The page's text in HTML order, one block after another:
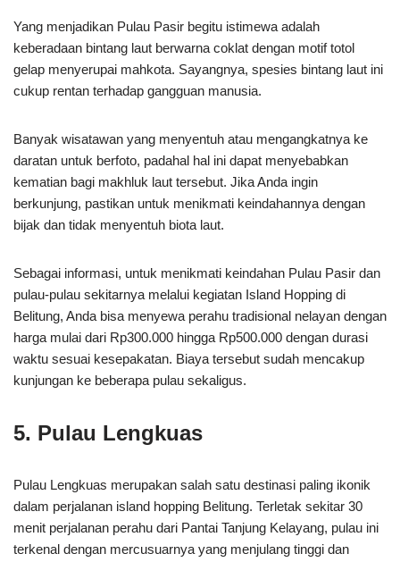
Yang menjadikan Pulau Pasir begitu istimewa adalah
keberadaan bintang laut berwarna coklat dengan motif totol
gelap menyerupai mahkota. Sayangnya, spesies bintang laut ini
cukup rentan terhadap gangguan manusia.
Banyak wisatawan yang menyentuh atau mengangkatnya ke
daratan untuk berfoto, padahal hal ini dapat menyebabkan
kematian bagi makhluk laut tersebut. Jika Anda ingin
berkunjung, pastikan untuk menikmati keindahannya dengan
bijak dan tidak menyentuh biota laut.
Sebagai informasi, untuk menikmati keindahan Pulau Pasir dan
pulau-pulau sekitarnya melalui kegiatan Island Hopping di
Belitung, Anda bisa menyewa perahu tradisional nelayan dengan
harga mulai dari Rp300.000 hingga Rp500.000 dengan durasi
waktu sesuai kesepakatan. Biaya tersebut sudah mencakup
kunjungan ke beberapa pulau sekaligus.
5. Pulau Lengkuas
Pulau Lengkuas merupakan salah satu destinasi paling ikonik
dalam perjalanan island hopping Belitung. Terletak sekitar 30
menit perjalanan perahu dari Pantai Tanjung Kelayang, pulau ini
terkenal dengan mercusuarnya yang menjulang tinggi dan